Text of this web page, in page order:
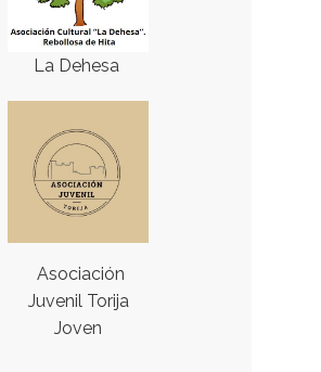
La Dehesa
Asociación
Juvenil Torija
Joven